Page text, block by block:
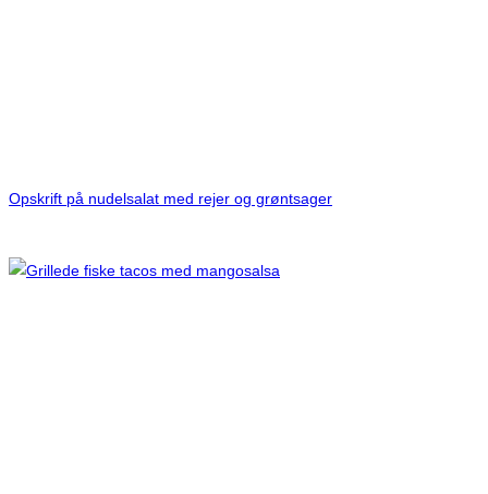
Opskrift på nudelsalat med rejer og grøntsager